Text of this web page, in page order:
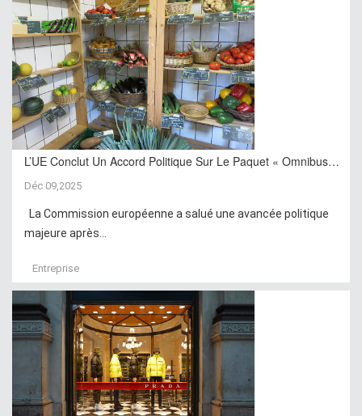
L’UE Conclut Un Accord Politique Sur Le Paquet « Omnibus…
Déc 09,2025
La Commission européenne a salué une avancée politique
majeure après...
Entreprise